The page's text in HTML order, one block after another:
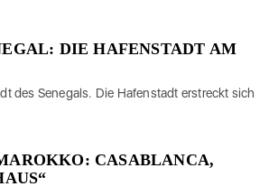
DIE HAFENSTADT AM
des Senegals. Die Hafenstadt erstreckt sich
CASABLANCA,